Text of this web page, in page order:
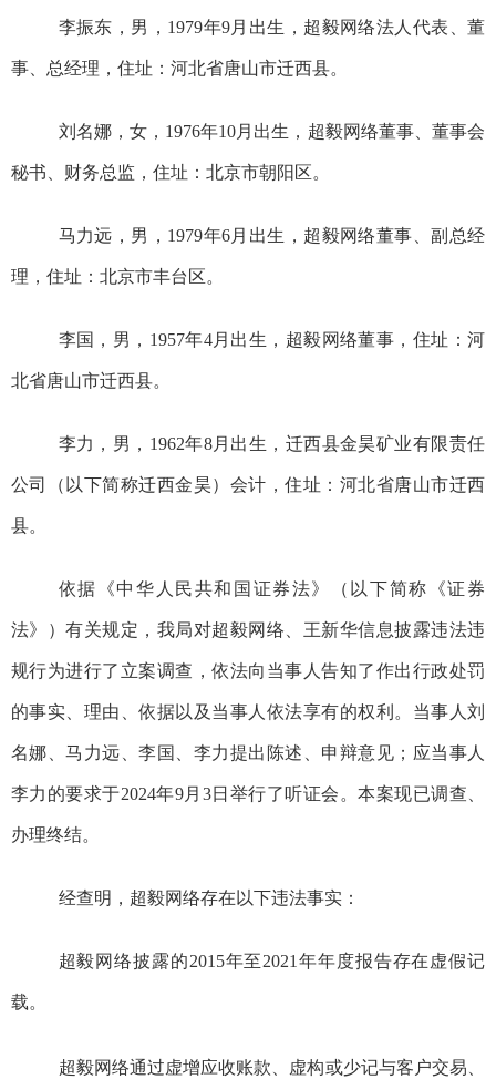
李振东，男， 1979年9月出生 ， 超毅网络法人代表、董
事、总经理，住址： 河北省唐山市迁西县。
刘名娜， 女， 1976年10月出生， 超毅网络董事、董事会
秘书、财务总监，住址：北京市朝阳区。
马力远， 男， 1979年6月出生 ， 超毅网络董事、副总经
理，住址： 北京市丰台区。
李国，男， 1957年4月出生 ， 超毅网络董事，住址：河
北省唐山市迁西县。
李力，男， 1962年8月出生，迁西县金昊矿业有限责任
公司（以下简称迁西金昊）会计，住址：河北省唐山市迁西
县。
依据《中华人民共和国证券法》（以下简称《证券
法》）有关规定，我局对超毅网络、王新华信息披露违法违
规行为进行了立案调查，依法向当事人告知了作出行政处罚
的事实、理由、依据以及当事人依法享有的权利。当事人刘
名娜、马力远、李国、李力提出陈述、申辩意见；应当事人
李力的要求于2024年9月 3日举行了听证会。本案现已调查、
办理终结。
经查明，超毅网络存在以下违法事实：
超毅网络披露的2015年至2021年年度报告存在虚假记
载。
超毅网络通过虚增应收账款、虚构或少记与客户交易、